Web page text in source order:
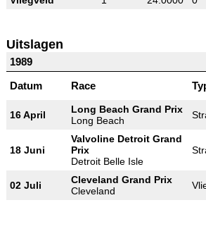
Uitslagen
1989
Datum
Race
16 April
Long Beach Grand Prix
Long Beach
18 Juni
Valvoline Detroit Grand
Prix
Detroit Belle Isle
02 Juli
Cleveland Grand Prix
Cleveland